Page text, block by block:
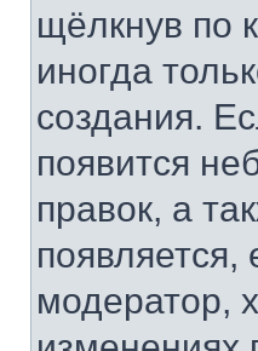
щёлкнув по
иногда
создания.
появится
правок, а
модератор,